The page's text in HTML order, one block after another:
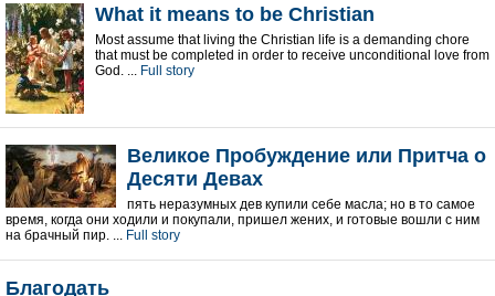
What it means to be Christian
Most assume that living the Christian life is a demanding chore
that must be completed in order to receive unconditional love from
God. ... Full story
Великое Пробуждение или Притча о
Десяти Девах
пять неразумных дев купили себе масла; но в то самое
время, когда они ходили и покупали, пришел жених, и готовые вошли с ним
на брачный пир. ... Full story
Благодать